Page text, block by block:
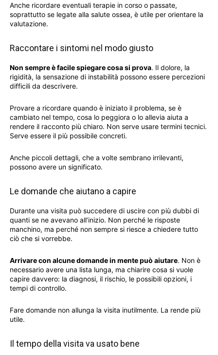
Anche ricordare eventuali terapie in corso o passate,
soprattutto se legate alla salute ossea, è utile per orientare la
valutazione.
Raccontare i sintomi nel modo giusto
Non sempre è facile spiegare cosa si prova. Il dolore, la
rigidità, la sensazione di instabilità possono essere percezioni
difficili da descrivere.
Provare a ricordare quando è iniziato il problema, se è
cambiato nel tempo, cosa lo peggiora o lo allevia aiuta a
rendere il racconto più chiaro. Non serve usare termini tecnici.
Serve essere il più possibile concreti.
Anche piccoli dettagli, che a volte sembrano irrilevanti,
possono avere un significato.
Le domande che aiutano a capire
Durante una visita può succedere di uscire con più dubbi di
quanti se ne avevano all’inizio. Non perché le risposte
manchino, ma perché non sempre si riesce a chiedere tutto
ciò che si vorrebbe.
Arrivare con alcune domande in mente può aiutare. Non è
necessario avere una lista lunga, ma chiarire cosa si vuole
capire davvero: la diagnosi, il rischio, le possibili opzioni, i
tempi di controllo.
Fare domande non allunga la visita inutilmente. La rende più
utile.
Il tempo della visita va usato bene